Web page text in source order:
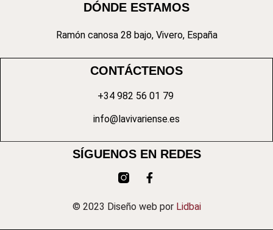
DÓNDE ESTAMOS
Ramón canosa 28 bajo, Vivero, España
CONTÁCTENOS
+34 982 56 01 79
info@lavivariense.es
SÍGUENOS EN REDES
© 2023 Diseño web por Lidbai